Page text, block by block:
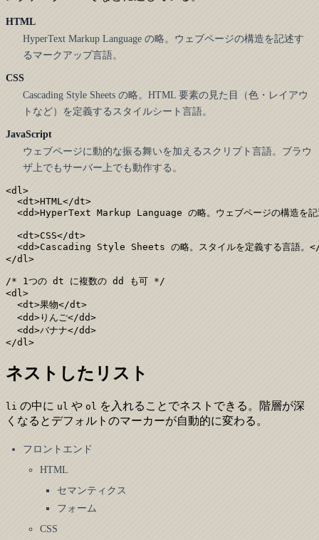
HTML
HyperText Markup Language の略。ウェブページの構造を記述す
るマークアップ言語。
CSS
Cascading Style Sheets の略。HTML 要素の見た目（色・レイアウ
トなど）を定義するスタイルシート言語。
JavaScript
ウェブページに動的な振る舞いを加えるスクリプト言語。ブラウ
ザ上でもサーバー上でも動作する。
<dl>
  <dt>HTML</dt>
<dd>HyperText Markup Language の略。ウェブページの構造を記
  <dt>CSS</dt>
<dd>Cascading Style Sheets の略。スタイルを定義する言語。
</dl>
/* 1つの dt に複数の dd も可 */
<dl>
  <dt>果物</dt>
  <dd>りんご</dd>
  <dd>バナナ</dd>
</dl>
ネストしたリスト
li の中に ul や ol を入れることでネストできる。階層が深
くなるとデフォルトのマーカーが自動的に変わる。
フロントエンド
HTML
セマンティクス
フォーム
CSS